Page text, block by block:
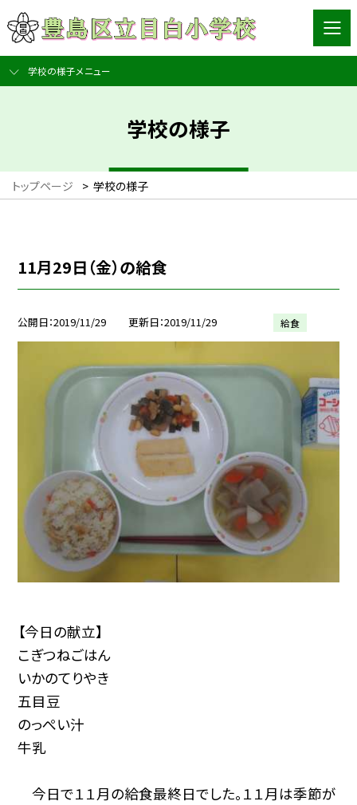
学校の様子メニュー
学校の様子
トップページ > 学校の様子
11月29日（金）の給食
公開日 2019/11/29 更新日 2019/11/29 給食
【今日の献立】
こぎつねごはん
いかのてりやき
五目豆
のっぺい汁
牛乳
今日で１１月の給食最終日でした。１１月は季節が